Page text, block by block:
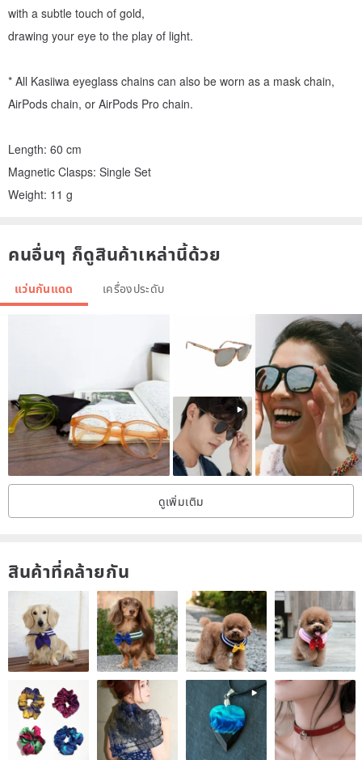
with a subtle touch of gold,
drawing your eye to the play of light.
* All Kasiiwa eyeglass chains can also be worn as a mask chain,
AirPods chain, or AirPods Pro chain.
Length: 60 cm
Magnetic Clasps: Single Set
Weight: 11 g
คนอื่นๆ ก็ดูสินค้าเหล่านี้ด้วย
แว่นกันแดด เครื่องประดับ
ดูเพิ่มเติม
สินค้าที่คล้ายกัน